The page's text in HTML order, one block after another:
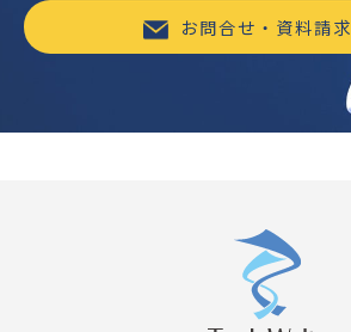
お問合せ・資料請求